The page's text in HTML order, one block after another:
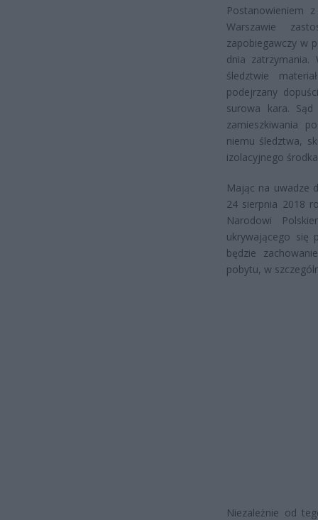
Postanowieniem
Warszawie
zapobiegawczy w
dnia
śledztwie
podejrzany
surowa kara.
zamieszkiwania
niemu śledztwa,
izolacyjnego
Mając na uwadze
24 sierpnia 2018
Narodowi
ukrywającego się
będzie
pobytu, w
Niezależnie od